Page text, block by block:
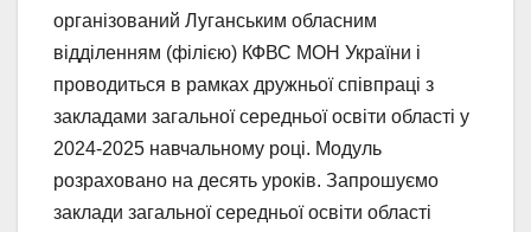
організований Луганським обласним
відділенням (філією) КФВС МОН України і
проводиться в рамках дружньої співпраці з
закладами загальної середньої освіти області у
2024-2025 навчальному році. Модуль
розраховано на десять уроків. Запрошуємо
заклади загальної середньої освіти області